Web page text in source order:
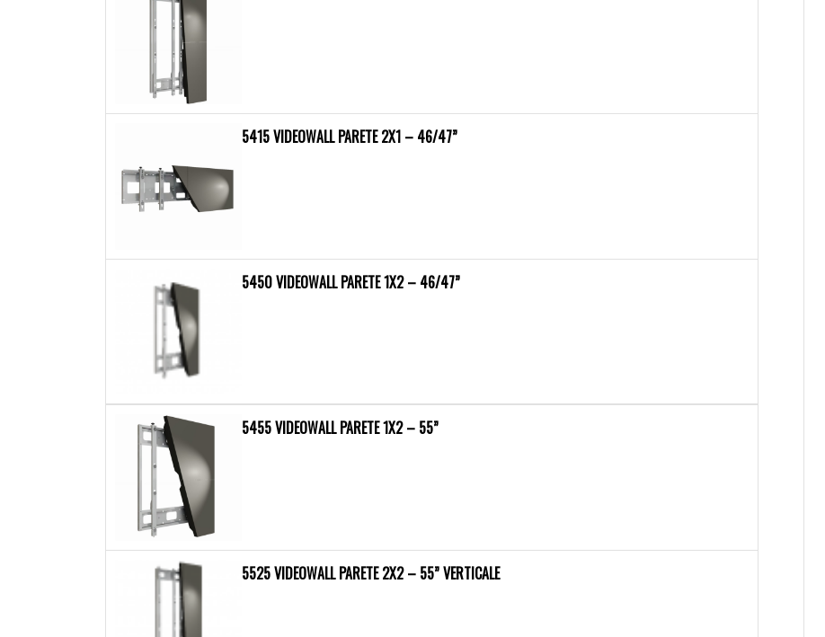
5415 VIDEOWALL PARETE 2X1 – 46/47”
5450 VIDEOWALL PARETE 1X2 – 46/47”
5455 VIDEOWALL PARETE 1X2 – 55”
5525 VIDEOWALL PARETE 2X2 – 55” VERTICALE